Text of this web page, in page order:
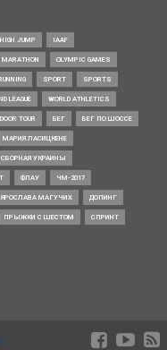
HIGH JUMP IAAF
MARATHON OLYMPIC GAMES
SPORT SPORTS
LEAGUE WORLD ATHLETICS
TOUR БЕГ БЕГ ПО ШОССЕ
МАРИЯ ЛАСИЦКЕНЕ
СБОРНАЯ УКРАИНЫ
ФЛАУ ЧМ-2017
ЯРОСЛАВА МАГУЧИХ ДОПИНГ
ПРЫЖКИ С ШЕСТОМ СПРИНТ